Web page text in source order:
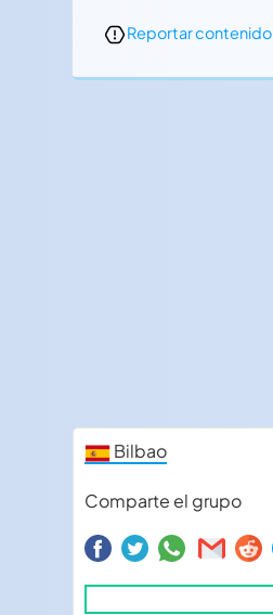
Reportar contenido
Bilbao
Comparte el grupo